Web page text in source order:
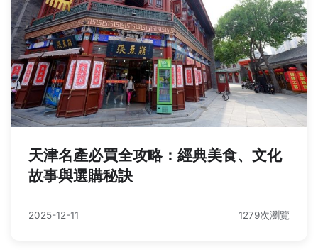
天津名產必買全攻略：經典美食、文化
故事與選購秘訣
2025-12-11 1279次瀏覽